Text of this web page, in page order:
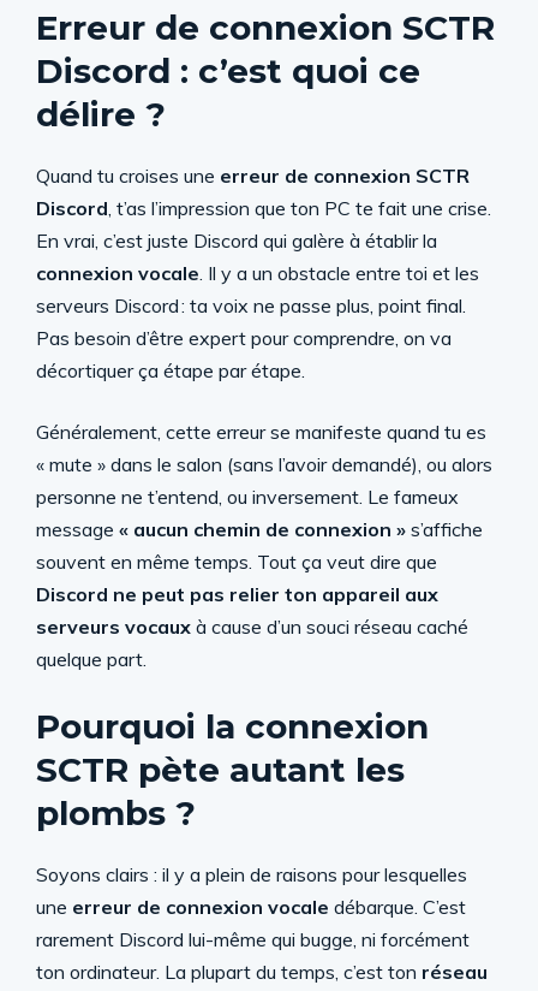
Erreur de connexion SCTR
Discord : c’est quoi ce
délire ?
Quand tu croises une erreur de connexion SCTR
Discord, t’as l’impression que ton PC te fait une crise.
En vrai, c’est juste Discord qui galère à établir la
connexion vocale. Il y a un obstacle entre toi et les
serveurs Discord : ta voix ne passe plus, point final.
Pas besoin d’être expert pour comprendre, on va
décortiquer ça étape par étape.
Généralement, cette erreur se manifeste quand tu es
« mute » dans le salon (sans l’avoir demandé), ou alors
personne ne t’entend, ou inversement. Le fameux
message « aucun chemin de connexion » s’affiche
souvent en même temps. Tout ça veut dire que
Discord ne peut pas relier ton appareil aux
serveurs vocaux à cause d’un souci réseau caché
quelque part.
Pourquoi la connexion
SCTR pète autant les
plombs ?
Soyons clairs : il y a plein de raisons pour lesquelles
une erreur de connexion vocale débarque. C’est
rarement Discord lui-même qui bugge, ni forcément
ton ordinateur. La plupart du temps, c’est ton réseau